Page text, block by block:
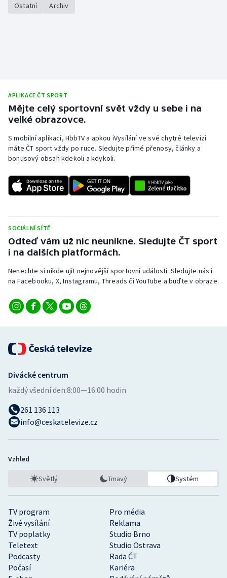
Ostatní Archiv
APLIKACE ČT SPORT
Mějte celý sportovní svět vždy u sebe i na
velké obrazovce.
S mobilní aplikací, HbbTV a apkou iVysílání ve své chytré televizi
máte ČT sport vždy po ruce. Sledujte přímé přenosy, články a
bonusový obsah kdekoli a kdykoli.
SOCIÁLNÍ SÍTĚ
Odteď vám už nic neunikne. Sledujte ČT sport
i na dalších platformách.
Nenechte si nikde ujít nejnovější sportovní události. Sledujte nás i
na Facebooku, X, Instagramu, Threads či YouTube a buďte v obraze.
TV program
Pro média
Živé vysílání
Reklama
TV poplatky
Studio Brno
Teletext
Studio Ostrava
Podcasty
Rada ČT
Počasí
Kariéra
Divácké centrum
každý všední den:8:00—16:00 hodin
261 136 113
info@ceskatelevize.cz
Vzhled
Světlý Tmavý Systém